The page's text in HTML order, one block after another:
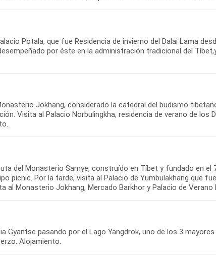
Potala, que fue Residencia de invierno del Dalai Lama
por éste en la administración tradicional del
Jokhang, considerado la catedral del budismo
Visita al Palacio Norbulingkha, residencia de verano de los
del Monasterio Samye, construído en Tíbet y fundado en el
picnic. Por la tarde, visita al Palacio de Yumbulakhang que
Gyantse pasando por el Lago Yangdrok, uno de los 3